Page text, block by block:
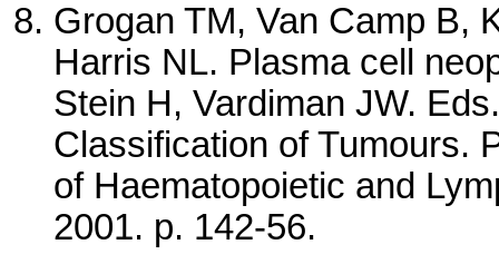
Grogan TM, Van Camp B,
Harris NL. Plasma cell
Stein H, Vardiman JW.
Classification of Tumours.
of Haematopoietic and
2001. p. 142-56.